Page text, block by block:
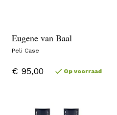
Eugene van Baal
Peli Case
€ 95,00 Op voorraad